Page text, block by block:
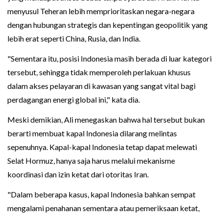
menyusul Teheran lebih memprioritaskan negara-negara
dengan hubungan strategis dan kepentingan geopolitik yang
lebih erat seperti China, Rusia, dan India.
"Sementara itu, posisi Indonesia masih berada di luar kategori
tersebut, sehingga tidak memperoleh perlakuan khusus
dalam akses pelayaran di kawasan yang sangat vital bagi
perdagangan energi global ini," kata dia.
Meski demikian, Ali menegaskan bahwa hal tersebut bukan
berarti membuat kapal Indonesia dilarang melintas
sepenuhnya. Kapal-kapal Indonesia tetap dapat melewati
Selat Hormuz, hanya saja harus melalui mekanisme
koordinasi dan izin ketat dari otoritas Iran.
"Dalam beberapa kasus, kapal Indonesia bahkan sempat
mengalami penahanan sementara atau pemeriksaan ketat,